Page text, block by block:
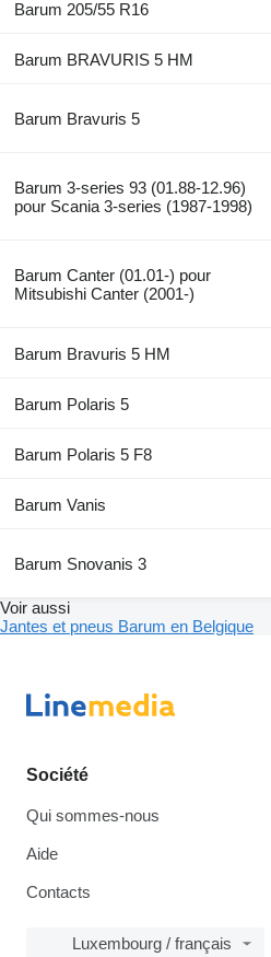
Barum 205/55 R16
Barum BRAVURIS 5 HM
Barum Bravuris 5
Barum 3-series 93 (01.88-12.96)
pour Scania 3-series (1987-1998)
Barum Canter (01.01-) pour
Mitsubishi Canter (2001-)
Barum Bravuris 5 HM
Barum Polaris 5
Barum Polaris 5 F8
Barum Vanis
Barum Snovanis 3
Voir aussi
Jantes et pneus Barum en Belgique
Société
Qui sommes-nous
Aide
Contacts
Luxembourg / français